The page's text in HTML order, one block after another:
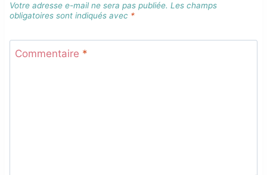
Votre adresse e-mail ne sera pas publiée. Les champs
obligatoires sont indiqués avec *
Commentaire *